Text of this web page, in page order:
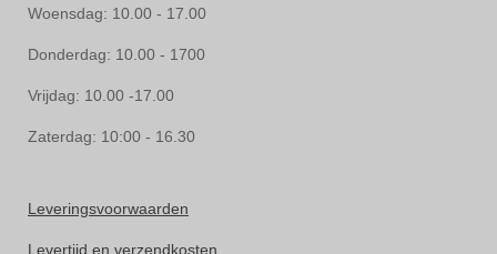
Woensdag: 10.00 - 17.00
Donderdag: 10.00 - 1700
Vrijdag: 10.00 -17.00
Zaterdag: 10:00 - 16.30
Leveringsvoorwaarden
Levertijd en verzendkosten